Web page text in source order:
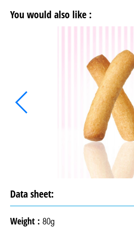
You would also like :
Data sheet:
Weight : 80g